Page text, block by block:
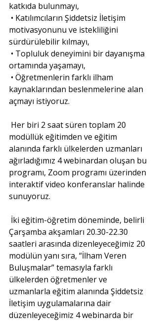
katkıda bulunmayı,
• Katılımcıların Şiddetsiz İletişim
motivasyonunu ve istekliliğini
sürdürülebilir kılmayı,
• Topluluk deneyimini bir dayanışma
ortamında yaşamayı,
• Öğretmenlerin farklı ilham
kaynaklarından beslenmelerine alan
açmayı istiyoruz.
Her biri 2 saat süren toplam 20
modüllük eğitimden ve eğitim
alanında farklı ülkelerden uzmanları
ağırladığımız 4 webinardan oluşan bu
programı, Zoom programı üzerinden
interaktif video konferanslar halinde
sunuyoruz.
İki eğitim-öğretim döneminde, belirli
Çarşamba akşamları 20.30-22.30
saatleri arasında dizenleyeceğimiz 20
modülün yanı sıra, “İlham Veren
Buluşmalar” temasıyla farklı
ülkelerden öğretmenler ve
uzmanlarla eğitim alanında Şiddetsiz
İletişim uygulamalarına dair
düzenleyeceğimiz 4 webinarda bir